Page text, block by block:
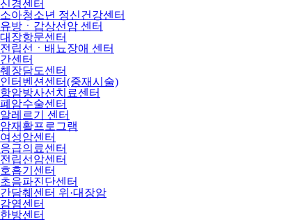
신경센터
소아청소년 정신건강센터
유방ㆍ갑상선암 센터
대장항문센터
전립선ㆍ배뇨장애 센터
간센터
췌장담도센터
인터벤션센터(중재시술)
항암방사선치료센터
폐암수술센터
알레르기 센터
암재활프로그램
여성암센터
응급의료센터
전립선암센터
호흡기센터
초음파진단센터
간담췌센터 위·대장암
감염센터
한방센터